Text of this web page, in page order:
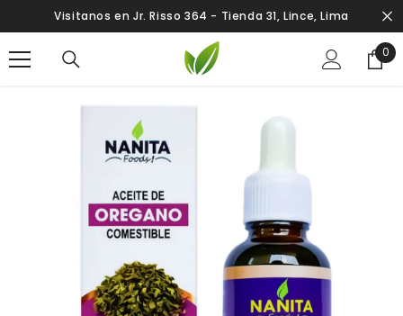
SALTAR AL CONTENIDO
Visitanos en Jr. Risso 364 - Tienda 31, Lince, Lima
0
0